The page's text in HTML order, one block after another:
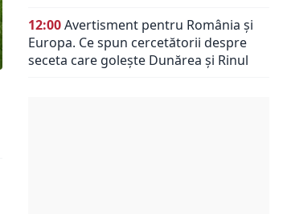
12:00Avertisment pentru România și
Europa. Ce spun cercetătorii despre
seceta care golește Dunărea și Rinul